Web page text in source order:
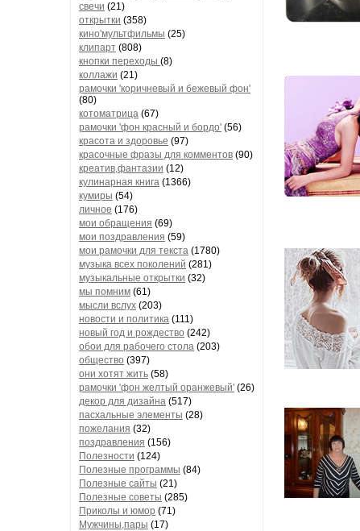
свечи (21)
открытки (358)
кино'мультфильмы (25)
клипарт (808)
кнопки переходы (8)
коллажи (21)
рамочки 'коричневый и бежевый фон'
(80)
котоматрица (67)
рамочки 'фон красный и бордо' (56)
красота и здоровье (97)
красочные фразы для комментов (90)
креатив,фантазии (12)
кулинарная книга (1366)
кумиры (54)
личное (176)
мои обращения (69)
мои поздравления (59)
мои рамочки для текста (1780)
музыка всех поколений (281)
музыкальные открытки (32)
мы помним (61)
мысли вслух (203)
новости и политика (111)
новый год и рождество (242)
обои для рабочего стола (203)
общество (397)
они хотят жить (58)
рамочки 'фон желтый оранжевый' (26)
декор для дизайна (517)
пасхальные элементы (28)
пожелания (32)
поздравления (156)
Полезности (124)
Полезные программы (84)
Полезные сайты (21)
Полезные советы (285)
Приколы и юмор (71)
Мужчины,пары (17)